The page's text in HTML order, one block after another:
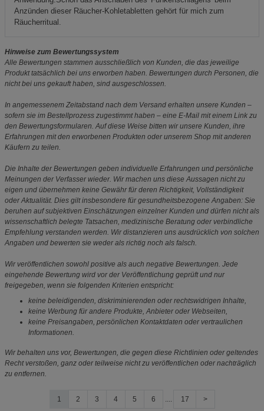
Anzünden dieser Räucher-Kohletabletten gehört für mich zum
Räucherritual.
Hinweise zum Bewertungssystem
Alle Bewertungen stammen ausschließlich von Kunden, die das jeweilige
Produkt tatsächlich bei uns erworben haben. Bewertungen durch Personen, die
nicht bei uns gekauft haben, sind ausgeschlossen.
In angemessenem Zeitabstand nach dem Versand erhalten unsere Kunden –
sofern sie im Bestellprozess zugestimmt haben – eine E-Mail mit einem Link zu
den Bewertungsformularen. Auf diese Weise bitten wir unsere Kunden, ihre
Erfahrungen mit den erworbenen Produkten oder unserem Shop mit anderen
Käufern zu teilen.
Die Inhalte der Bewertungen geben individuelle Erfahrungen und persönliche
Meinungen der Verfasser wieder. Wir machen uns diese Aussagen nicht zu
eigen und übernehmen keine Gewähr für deren Richtigkeit, Vollständigkeit
oder Aktualität. Dies gilt insbesondere für gesundheitsbezogene Angaben: Sie
beruhen auf subjektiven Einschätzungen einzelner Kunden und dürfen nicht als
wissenschaftlich belegte Tatsachen, medizinische Beratung oder verbindliche
Empfehlung verstanden werden. Wir distanzieren uns ausdrücklich von solchen
Angaben und bewerten sie weder als richtig noch als falsch.
Wir veröffentlichen sowohl positive als auch negative Bewertungen. Jede
eingehende Bewertung wird vor der Veröffentlichung geprüft und nur
freigegeben, wenn sie folgenden Kriterien entspricht:
keine beleidigenden, diskriminierenden oder rechtswidrigen Inhalte,
keine Werbung für andere Produkte, Anbieter oder Webseiten,
keine Preisangaben, persönlichen Kontaktdaten oder vertraulichen
Informationen.
Wir behalten uns vor, Bewertungen, die gegen diese Richtlinien oder geltendes
Recht verstoßen, ganz oder teilweise nicht zu veröffentlichen oder nachträglich
zu entfernen.
1 2 3 4 5 6 .... 17 >